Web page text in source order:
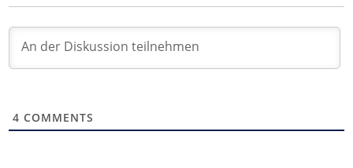
4 COMMENTS